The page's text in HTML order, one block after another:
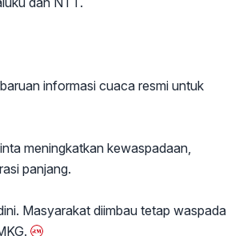
informasi cuaca resmi untuk
meningkatkan kewaspadaan,
panjang.
Masyarakat diimbau tetap waspada